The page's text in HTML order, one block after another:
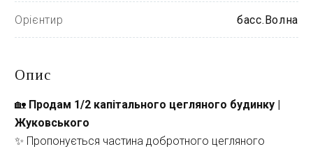
Орієнтир басс.Волна
Опис
🏡 Продам 1/2 капітального цегляного будинку |
Жуковського
✨ Пропонується частина добротного цегляного